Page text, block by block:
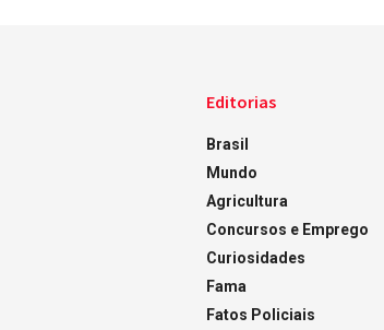
Editorias
Brasil
Mundo
Agricultura
Concursos e Emprego
Curiosidades
Fama
Fatos Policiais